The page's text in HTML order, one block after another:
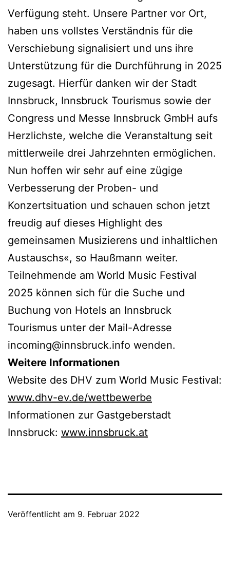
Verfügung steht. Unsere Partner vor Ort,
haben uns vollstes Verständnis für die
Verschiebung signalisiert und uns ihre
Unterstützung für die Durchführung in 2025
zugesagt. Hierfür danken wir der Stadt
Innsbruck, Innsbruck Tourismus sowie der
Congress und Messe Innsbruck GmbH aufs
Herzlichste, welche die Veranstaltung seit
mittlerweile drei Jahrzehnten ermöglichen.
Nun hoffen wir sehr auf eine zügige
Verbesserung der Proben- und
Konzertsituation und schauen schon jetzt
freudig auf dieses Highlight des
gemeinsamen Musizierens und inhaltlichen
Austauschs«, so Haußmann weiter.
Teilnehmende am World Music Festival
2025 können sich für die Suche und
Buchung von Hotels an Innsbruck
Tourismus unter der Mail-Adresse
incoming@innsbruck.info wenden.
Weitere Informationen
Website des DHV zum World Music Festival:
www.dhv-ev.de/wettbewerbe
Informationen zur Gastgeberstadt
Innsbruck: www.innsbruck.at
Veröffentlicht am 9. Februar 2022